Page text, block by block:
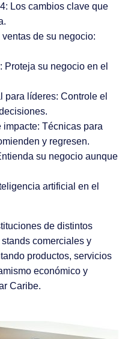
Los cambios clave que
de su negocio:
Proteja su negocio en el
para líderes: Controle el
Técnicas para
y regresen.
su negocio aunque
artificial en el
de distintos
comerciales y
productos, servicios
económico y
Caribe.